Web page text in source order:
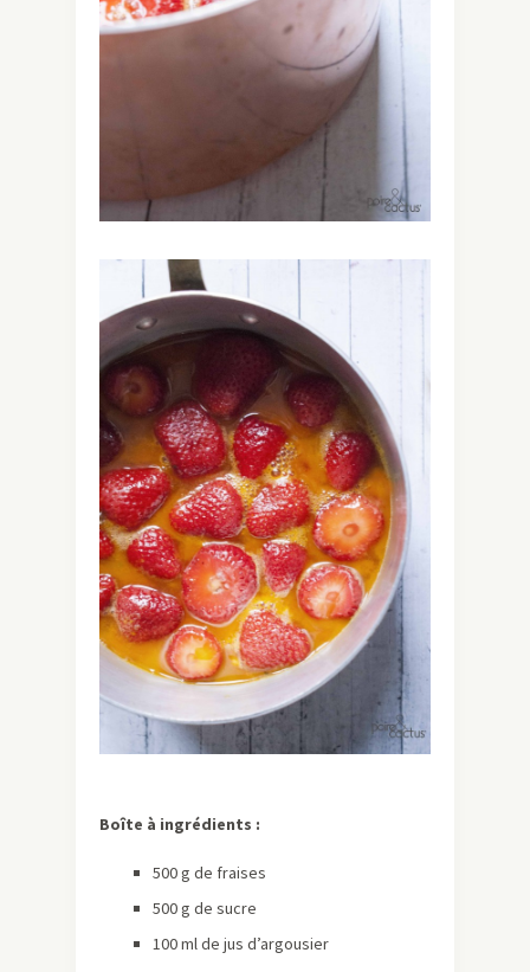
Boîte à ingrédients :
500 g de fraises
500 g de sucre
100 ml de jus d’argousier